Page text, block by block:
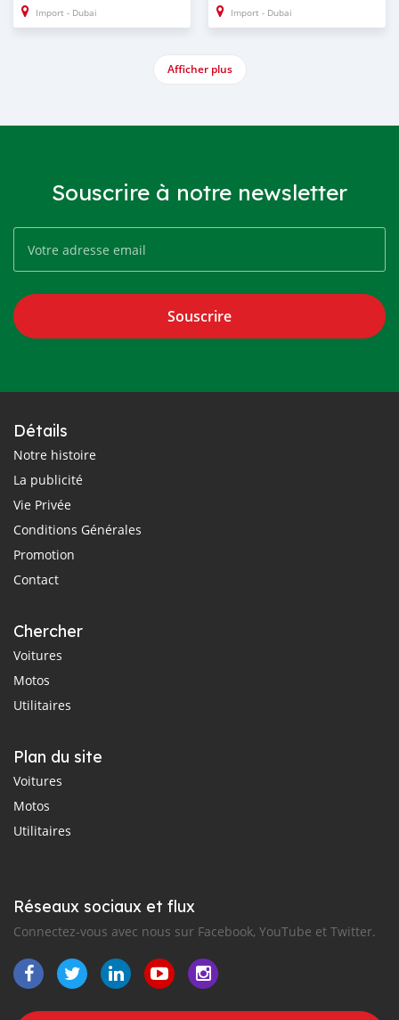
Import - Dubai Import - Dubai
Afficher plus
Souscrire à notre newsletter
Souscrire
Détails
Notre histoire
La publicité
Vie Privée
Conditions Générales
Promotion
Contact
Chercher
Voitures
Motos
Utilitaires
Plan du site
Voitures
Motos
Utilitaires
Réseaux sociaux et flux
Connectez-vous avec nous sur Facebook, YouTube et Twitter.